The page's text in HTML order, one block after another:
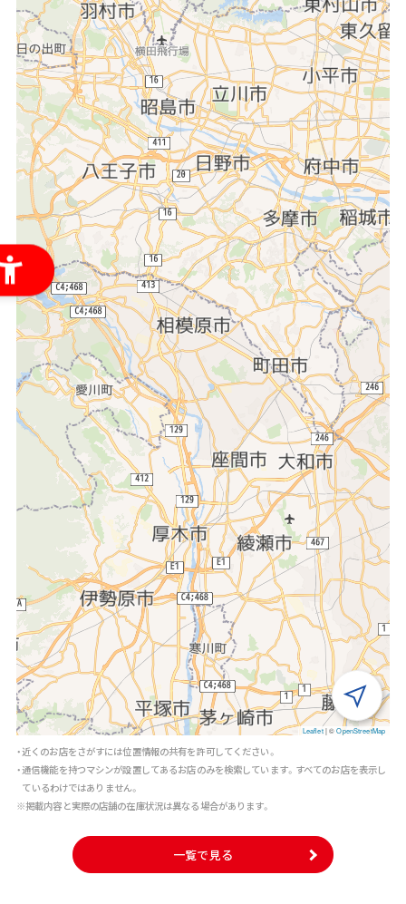
Leaflet |©OpenStreetMap
・近くのお店をさがすには位置情報の共有を許可してください。
・通信機能を持つマシンが設置してあるお店のみを検索しています。すべてのお店を表示し
ているわけではありません。
※掲載内容と実際の店舗の在庫状況は異なる場合があります。
一覧で見る